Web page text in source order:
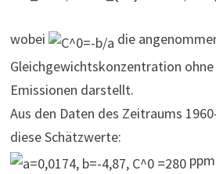
wobei
die
Gleichgewichtskonzentration
Emissionen darstellt.
Aus den Daten des Zeitraums
diese Schätzwerte:
ppm